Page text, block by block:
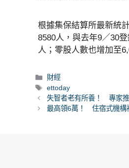
根據集保結算所最新統
8580人，與去年9／30
人；零股人數也增加至
分
類
財經
標
籤
ettoday
失智者老有所養！ 專家
最高領6萬！ 住宿式機構